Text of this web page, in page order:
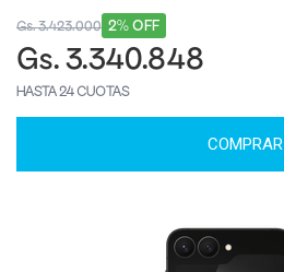
2% OFF
Gs. 3.423.000
Gs. 3.340.848
HASTA 24 CUOTAS
COMPRAR